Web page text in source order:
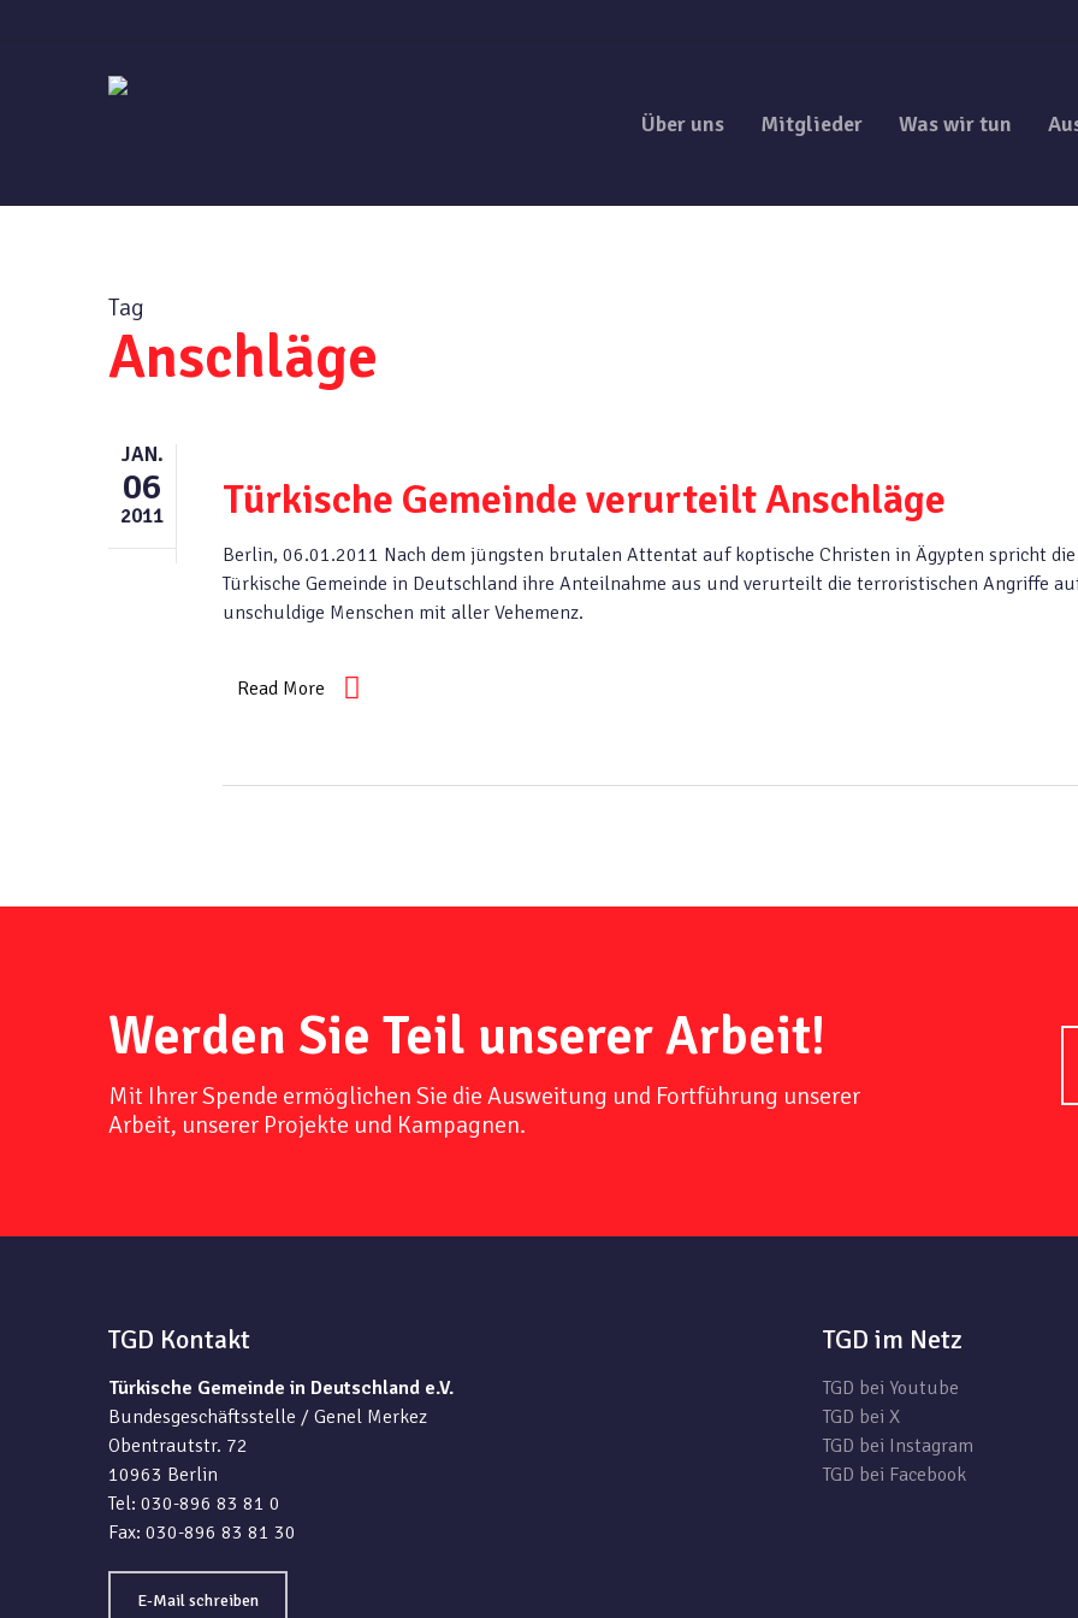
Über uns Mitglieder Was wir tun
Tag
Anschläge
JAN.
06
2011 Türkische Gemeinde verurteilt Anschläge
Berlin, 06.01.2011 Nach dem jüngsten brutalen Attentat auf koptische Christen in Ägypten spricht die
Türkische Gemeinde in Deutschland ihre Anteilnahme aus und verurteilt die terroristischen Angriffe
unschuldige Menschen mit aller Vehemenz.
Read More
Werden Sie Teil unserer Arbeit!
Mit Ihrer Spende ermöglichen Sie die Ausweitung und Fortführung unserer
Arbeit, unserer Projekte und Kampagnen.
TGD Kontakt
Türkische Gemeinde in Deutschland e.V.
Bundesgeschäftsstelle / Genel Merkez
Obentrautstr. 72
10963 Berlin
Tel: 030-896 83 81 0
Fax: 030-896 83 81 30
E-Mail schreiben
TGD im Netz
TGD bei Youtube
TGD bei X
TGD bei Instagram
TGD bei Facebook